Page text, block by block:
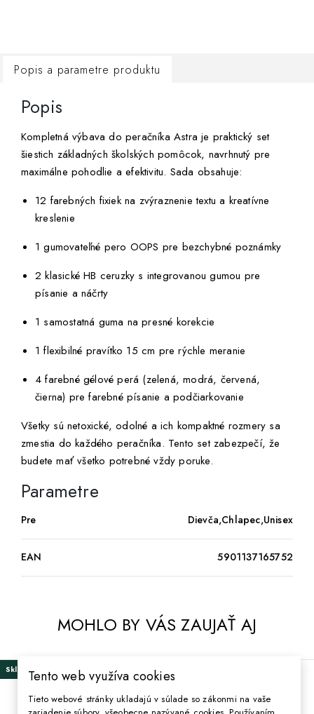
Popis a parametre produktu
Popis
Kompletná výbava do peračníka Astra je praktický set
šiestich základných školských pomôcok, navrhnutý pre
maximálne pohodlie a efektivitu. Sada obsahuje:
12 farebných fixiek na zvýraznenie textu a kreatívne
kreslenie
1 gumovateľné pero OOPS pre bezchybné poznámky
2 klasické HB ceruzky s integrovanou gumou pre
písanie a náčrty
1 samostatná guma na presné korekcie
1 flexibilné pravítko 15 cm pre rýchle meranie
4 farebné gélové perá (zelená, modrá, červená,
čierna) pre farebné písanie a podčiarkovanie
Všetky sú netoxické, odolné a ich kompaktné rozmery sa
zmestia do každého peračníka. Tento set zabezpečí, že
budete mať všetko potrebné vždy poruke.
Parametre
Pre Dievča,Chlapec,Unisex
EAN 5901137165752
MOHLO BY VÁS ZAUJAŤ AJ
SkladomTento web využíva cookies
Tieto webové stránky ukladajú v súlade so zákonmi na vaše